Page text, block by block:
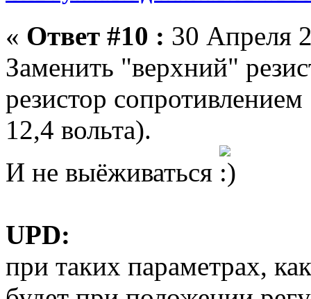
« Ответ #10 : 30 Апреля
Заменить "верхний"
резистор
12,4 вольта).
И не выёживаться
UPD:
при таких параметрах,